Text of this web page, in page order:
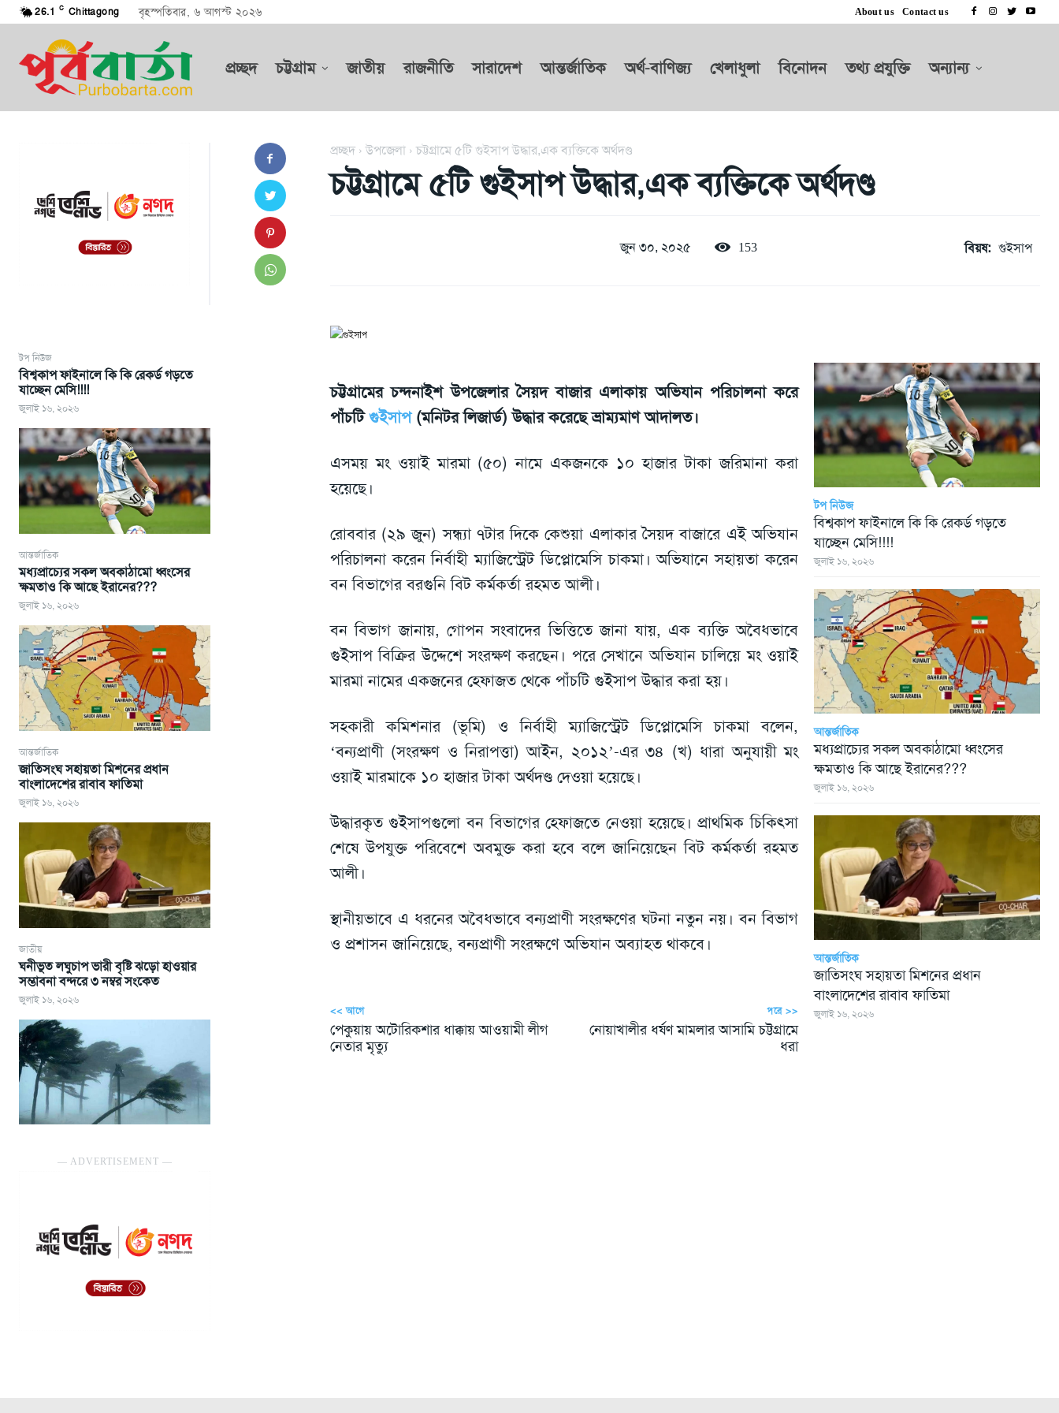
26.1 C Chittagong বৃহস্পতিবার, ৬ আগস্ট ২০২৬ About us Contact us
প্রচ্ছদ চট্টগ্রাম জাতীয় রাজনীতি সারাদেশ আন্তর্জাতিক অর্থ-বাণিজ্য খেলাধুলা বিনোদন তথ্য প্রযুক্তি অন্যান্য
টপ নিউজ
বিশ্বকাপ ফাইনালে কি কি রেকর্ড গড়তে
যাচ্ছেন মেসি!!!!
জুলাই ১৬, ২০২৬
আন্তর্জাতিক
মধ্যপ্রাচ্যের সকল অবকাঠামো ধ্বংসের
ক্ষমতাও কি আছে ইরানের???
জুলাই ১৬, ২০২৬
আন্তর্জাতিক
জাতিসংঘ সহায়তা মিশনের প্রধান
বাংলাদেশের রাবাব ফাতিমা
জুলাই ১৬, ২০২৬
জাতীয়
ঘনীভূত লঘুচাপ ভারী বৃষ্টি ঝড়ো হাওয়ার
সম্ভাবনা বন্দরে ৩ নম্বর সংকেত
জুলাই ১৬, ২০২৬
― ADVERTISEMENT ―
প্রচ্ছদ উপজেলা চট্টগ্রামে ৫টি গুইসাপ উদ্ধার,এক ব্যক্তিকে অর্থদণ্ড
চট্টগ্রামে ৫টি গুইসাপ উদ্ধার,এক ব্যক্তিকে অর্থদণ্ড
জুন ৩০, ২০২৫ 153 বিয়ষ: গুইসাপ
চট্টগ্রামের চন্দনাইশ উপজেলার সৈয়দ বাজার এলাকায় অভিযান পরিচালনা করে
পাঁচটিগুইসাপ(মনিটর লিজার্ড) উদ্ধার করেছে ভ্রাম্যমাণ আদালত।
এসময় মং ওয়াই মারমা (৫০) নামে একজনকে ১০ হাজার টাকা জরিমানা করা
হয়েছে।
রোববার (২৯ জুন) সন্ধ্যা ৭টার দিকে কেশুয়া এলাকার সৈয়দ বাজারে এই অভিযান
পরিচালনা করেন নির্বাহী ম্যাজিস্ট্রেট ডিপ্লোমেসি চাকমা। অভিযানে সহায়তা করেন
বন বিভাগের বরগুনি বিট কর্মকর্তা রহমত আলী।
বন বিভাগ জানায়, গোপন সংবাদের ভিত্তিতে জানা যায়, এক ব্যক্তি অবৈধভাবে
গুইসাপ বিক্রির উদ্দেশে সংরক্ষণ করছেন। পরে সেখানে অভিযান চালিয়ে মং ওয়াই
মারমা নামের একজনের হেফাজত থেকে পাঁচটি গুইসাপ উদ্ধার করা হয়।
সহকারী কমিশনার (ভূমি) ও নির্বাহী ম্যাজিস্ট্রেট ডিপ্লোমেসি চাকমা বলেন,
‘বন্যপ্রাণী (সংরক্ষণ ও নিরাপত্তা) আইন, ২০১২’-এর ৩৪ (খ) ধারা অনুযায়ী মং
ওয়াই মারমাকে ১০ হাজার টাকা অর্থদণ্ড দেওয়া হয়েছে।
উদ্ধারকৃত গুইসাপগুলো বন বিভাগের হেফাজতে নেওয়া হয়েছে। প্রাথমিক চিকিৎসা
শেষে উপযুক্ত পরিবেশে অবমুক্ত করা হবে বলে জানিয়েছেন বিট কর্মকর্তা রহমত
আলী।
স্থানীয়ভাবে এ ধরনের অবৈধভাবে বন্যপ্রাণী সংরক্ষণের ঘটনা নতুন নয়। বন বিভাগ
ও প্রশাসন জানিয়েছে, বন্যপ্রাণী সংরক্ষণে অভিযান অব্যাহত থাকবে।
<< আগে
পেকুয়ায় অটোরিকশার ধাক্কায় আওয়ামী লীগ
নেতার মৃত্যু
পরে >>
নোয়াখালীর ধর্ষণ মামলার আসামি চট্টগ্রামে
ধরা
টপ নিউজ
বিশ্বকাপ ফাইনালে কি কি রেকর্ড গড়তে
যাচ্ছেন মেসি!!!!
জুলাই ১৬, ২০২৬
আন্তর্জাতিক
মধ্যপ্রাচ্যের সকল অবকাঠামো ধ্বংসের
ক্ষমতাও কি আছে ইরানের???
জুলাই ১৬, ২০২৬
আন্তর্জাতিক
জাতিসংঘ সহায়তা মিশনের প্রধান
বাংলাদেশের রাবাব ফাতিমা
জুলাই ১৬, ২০২৬